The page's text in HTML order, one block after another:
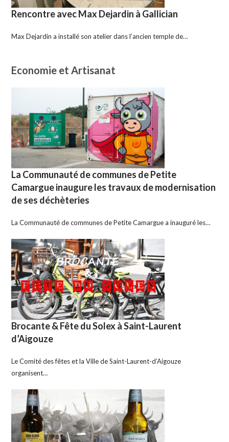
Rencontre avec Max Dejardin à Gallician
Max Dejardin a installé son atelier dans l’ancien temple de…
Economie et Artisanat
La Communauté de communes de Petite
Camargue inaugure les travaux de modernisation
de ses déchèteries
La Communauté de communes de Petite Camargue a inauguré les…
Brocante & Fête du Solex à Saint-Laurent
d’Aigouze
Le Comité des fêtes et la Ville de Saint-Laurent-d’Aigouze
organisent…